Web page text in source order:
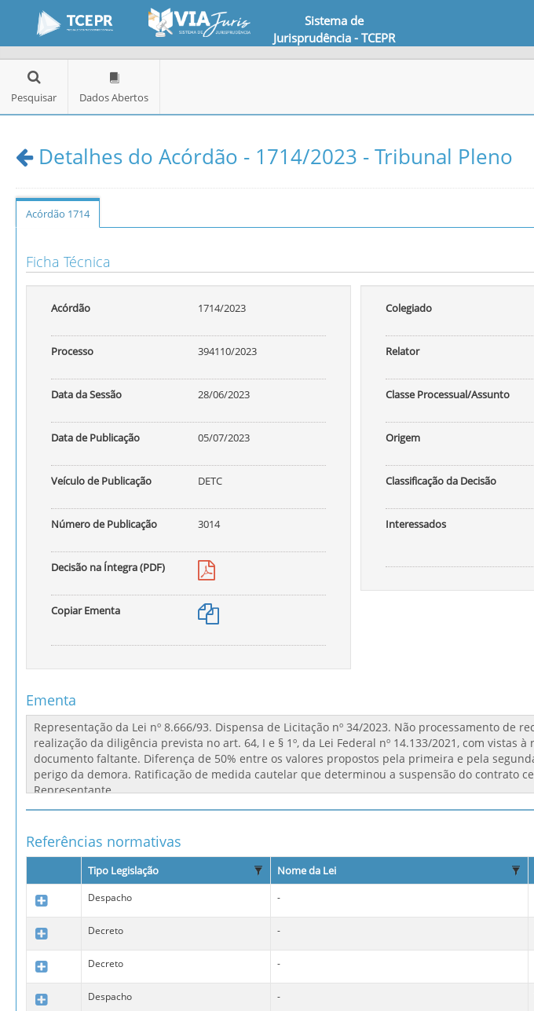
Sistema de
Jurisprudência - TCEPR
Pesquisar Dados Abertos
Detalhes do Acórdão - 1714/2023 - Tribunal Pleno
Acórdão 1714
Ficha Técnica
Acórdão 1714/2023
Processo 394110/2023
Data da Sessão 28/06/2023
Data de Publicação 05/07/2023
Veículo de Publicação DETC
Número de Publicação 3014
Decisão na Íntegra (PDF)
Copiar Ementa
Colegiado
Relator
Classe Processual/Assunto
Origem
Classificação da Decisão
Interessados
Ementa
Referências normativas
Tipo Legislação Nome da Lei
Despacho -
Decreto -
Decreto -
Despacho -